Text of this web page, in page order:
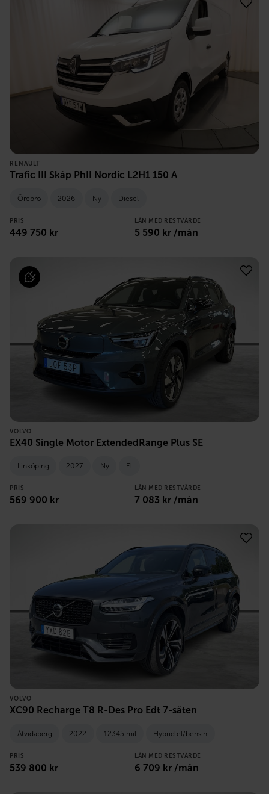
RENAULT
Trafic III Skåp PhII Nordic L2H1 150 A
Örebro 2026 Ny Diesel
PRIS
449 750 kr
LÅN MED RESTVÄRDE
5 590 kr /mån
VOLVO
EX40 Single Motor ExtendedRange Plus SE
Linköping 2027 Ny El
PRIS
569 900 kr
LÅN MED RESTVÄRDE
7 083 kr /mån
VOLVO
XC90 Recharge T8 R-Des Pro Edt 7-säten
Åtvidaberg 2022 12345 mil Hybrid el/bensin
PRIS
539 800 kr
LÅN MED RESTVÄRDE
6 709 kr /mån